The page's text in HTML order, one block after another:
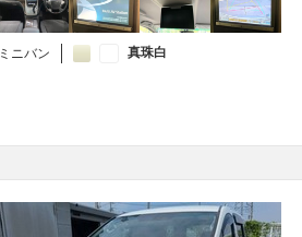
ミニバン 真珠白